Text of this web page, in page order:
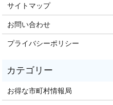
サイトマップ
お問い合わせ
プライバシーポリシー
お得な市町村情報局